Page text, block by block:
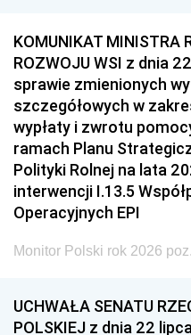
KOMUNIKAT MINISTRA
ROZWOJU WSI z dnia
sprawie zmienionych
szczegółowych w
wypłaty i zwrotu
ramach Planu
Polityki Rolnej na lata
interwencji I.13.5
Operacyjnych EPI
Monitor Polski rok 2026
UCHWAŁA SENATU
POLSKIEJ z dnia 22